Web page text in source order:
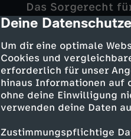
cmp-dialog-
Deine
Um dir eine optimale
Cookies und
erforderlich für unser
hinaus Informationen auf
ohne deine Einwilligung
verwenden deine Daten
Zustimmungspflichtige
Das Sorgerecht
Gassner,
Mutter, Maike
ein schlechtes
Darsteller